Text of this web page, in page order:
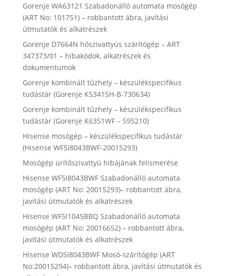
Gorenje WA63121 Szabadonálló automata mosógép
(ART No: 101751) – robbantott ábra, javítási
útmutatók és alkatrészek
Gorenje D7664N hőszivattyús szárítógép – ART
347373/01 – hibakódok, alkatrészek és
dokumentumok
Gorenje kombinált tűzhely – készülékspecifikus
tudástár (Gorenje K5341SH-B-730634)
Gorenje kombinált tűzhely – készülékspecifikus
tudástár (Gorenje K6351WF – 595210)
Hisense mosógép – készülékspecifikus tudástár
(Hisense WF5I8043BWF-20015293)
Mosógép ürítőszivattyú hibájának felismerése
Hisense WF5I8043BWF Szabadonálló automata
mosógép (ART No: 20015293)– robbantott ábra,
javítási útmutatók és alkatrészek
Hisense WF5I1045BBQ Szabadonálló automata
mosógép (ART No: 20016652) – robbantott ábra,
javítási útmutatók és alkatrészek
Hisense WD5I8043BWF Mosó-szárítógép (ART
No:20015294)– robbantott ábra, javítási útmutatók és